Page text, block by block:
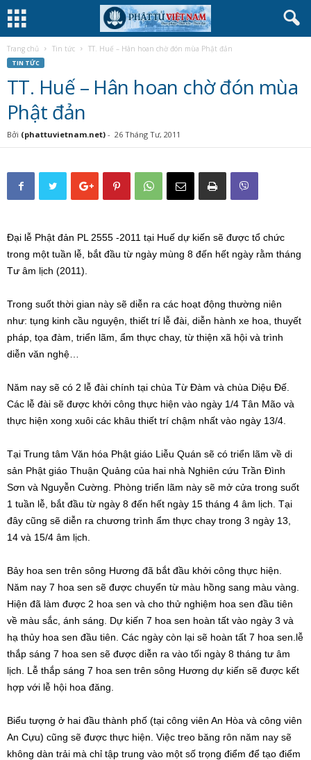
Trang chủ Tin tức TT. Huế – Hân hoan chờ đón mùa Phật đản
TIN TỨC
TT. Huế – Hân hoan chờ đón mùa
Phật đản
Bởi (phattuvietnam.net) - 26 Tháng Tư, 2011
Đại lễ Phật đản PL 2555 -2011 tại Huế dự kiến sẽ được tổ chức
trong một tuần lễ, bắt đầu từ ngày mùng 8 đến hết ngày rằm tháng
Tư âm lịch (2011).
Trong suốt thời gian này sẽ diễn ra các hoạt động thường niên
như: tụng kinh cầu nguyện, thiết trí lễ đài, diễn hành xe hoa, thuyết
pháp, tọa đàm, triển lãm, ẩm thực chay, từ thiện xã hội và trình
diễn văn nghệ…
Năm nay sẽ có 2 lễ đài chính tại chùa Từ Đàm và chùa Diệu Đế.
Các lễ đài sẽ được khởi công thực hiện vào ngày 1/4 Tân Mão và
thực hiện xong xuôi các khâu thiết trí chậm nhất vào ngày 13/4.
Tại Trung tâm Văn hóa Phật giáo Liễu Quán sẽ có triển lãm về di
sản Phật giáo Thuận Quảng của hai nhà Nghiên cứu Trần Đình
Sơn và Nguyễn Cường. Phòng triển lãm này sẽ mở cửa trong suốt
1 tuần lễ, bắt đầu từ ngày 8 đến hết ngày 15 tháng 4 âm lịch. Tại
đây cũng sẽ diễn ra chương trình ẩm thực chay trong 3 ngày 13,
14 và 15/4 âm lịch.
Bảy hoa sen trên sông Hương đã bắt đầu khởi công thực hiện.
Năm nay 7 hoa sen sẽ được chuyển từ màu hồng sang màu vàng.
Hiện đã làm được 2 hoa sen và cho thử nghiệm hoa sen đầu tiên
về màu sắc, ánh sáng. Dự kiến 7 hoa sen hoàn tất vào ngày 3 và
hạ thủy hoa sen đầu tiên. Các ngày còn lại sẽ hoàn tất 7 hoa sen.lễ
thắp sáng 7 hoa sen sẽ được diễn ra vào tối ngày 8 tháng tư âm
lịch. Lễ thắp sáng 7 hoa sen trên sông Hương dự kiến sẽ được kết
hợp với lễ hội hoa đăng.
Biểu tượng ở hai đầu thành phố (tại công viên An Hòa và công viên
An Cựu) cũng sẽ được thực hiện. Việc treo băng rôn năm nay sẽ
không dàn trải mà chỉ tập trung vào một số trọng điểm để tạo điểm